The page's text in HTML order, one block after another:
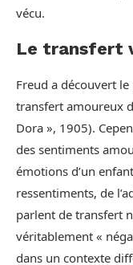
vécu.
Le transfert
Freud a découvert
transfert amoureux
Dora », 1905).
des sentiments
émotions d’un
ressentiments, de
parlent de transfert
véritablement «
dans un contexte